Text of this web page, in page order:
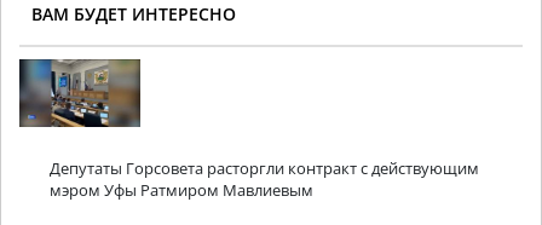
ВАМ БУДЕТ ИНТЕРЕСНО
Депутаты Горсовета расторгли контракт с действующим
мэром Уфы Ратмиром Мавлиевым